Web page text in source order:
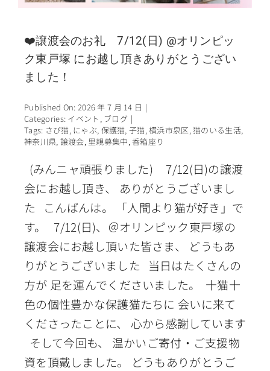
❤️譲渡会のお礼 7/12(日) @オリンピッ
ク東戸塚 にお越し頂きありがとうござい
ました！
Published On: 2026 年 7 月 14 日 |
Categories: イベント , ブログ |
Tags: さび猫, にゃぶ, 保護猫,子猫,横浜市泉区,猫のいる生活,
神奈川県, 譲渡会, 里親募集中,香箱座り
(みんニャ頑張りました) 7/12(日)の譲渡
会にお越し頂き、 ありがとうございまし
た こんばんは。 「人間より猫が好き」で
す。 7/12(日)、＠オリンピック東戸塚の
譲渡会にお越し頂いた皆さま、 どうもあ
りがとうございました 当日はたくさんの
方が 足を運んでくださいました。 十猫十
色の個性豊かな保護猫たちに 会いに来て
くださったことに、 心から感謝しています
そして今回も、 温かいご寄付・ご支援物
資を頂戴しました。 どうもありがとうご